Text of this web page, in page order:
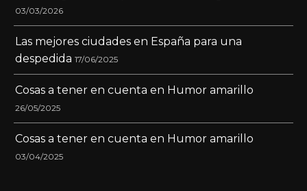
03/03/2026
Las mejores ciudades en España para una
despedida 17/06/2025
Cosas a tener en cuenta en Humor amarillo
26/05/2025
Cosas a tener en cuenta en Humor amarillo
03/04/2025